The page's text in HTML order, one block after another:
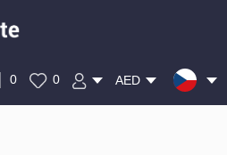
0 0 AED